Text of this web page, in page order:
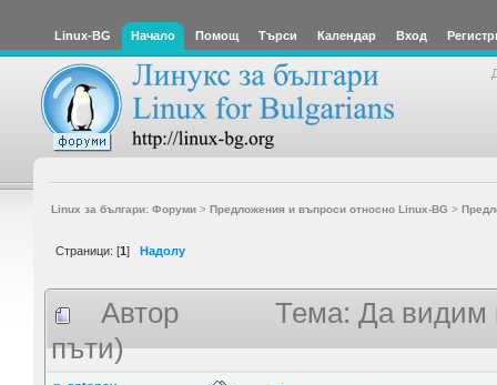
Linux-BG Начало Помощ Търси Календар Вход
Linux за българи: Форуми> Предложения и въпроси относно Linux-BG >
Страници: [1] Надолу
Автор
Тема: Да видим
пъти)